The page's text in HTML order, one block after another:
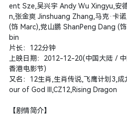
ent Sze,吴兴宇 Andy Wu Xingyu,安
n,张金爽 Jinshuang Zhang,马克·卡
(饰 Marc),党山鹏 ShanPeng Dang (
bin
片长：122分钟
上映日期：2012-12-20(中国大陆 /
香港电影节)
又名：12生肖,生肖传说,飞鹰计划3,
our of God III,CZ12,Rising Dragon
【剧情简介】